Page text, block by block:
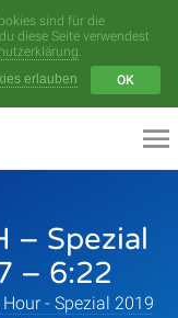
sind für die
diese Seite verwendest
.
erlauben
OK
– Spezial
– 6:22
- Spezial 2019
Menü
Sprecher